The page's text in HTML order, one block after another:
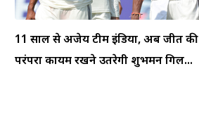
11 साल से अजेय टीम इंडिया, अब जीत की
परंपरा कायम रखने उतरेगी शुभमन गिल...